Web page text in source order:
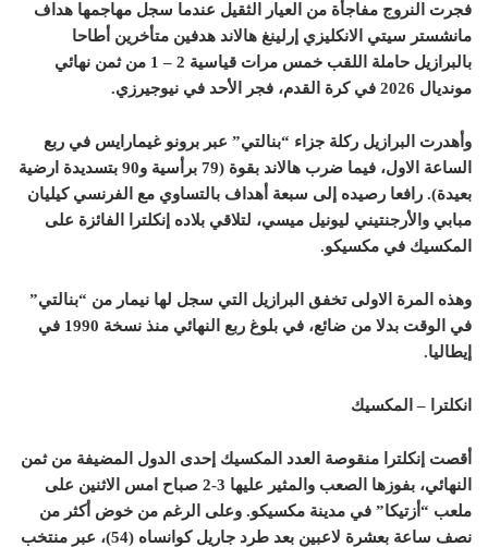
فجرت النروج مفاجأة من العيار الثقيل عندما سجل مهاجمها هداف
مانشستر سيتي الانكليزي إرلينغ هالاند هدفين متأخرين أطاحا
بالبرازيل حاملة اللقب خمس مرات قياسية 2 – 1 من ثمن نهائي
مونديال 2026 في كرة القدم، فجر الأحد في نيوجيرزي.
وأهدرت البرازيل ركلة جزاء “بنالتي” عبر برونو غيمارايس في ربع
الساعة الاول، فيما ضرب هالاند بقوة (79 برأسية و90 بتسديدة ارضية
بعيدة). رافعا رصيده إلى سبعة أهداف بالتساوي مع الفرنسي كيليان
مبابي والأرجنتيني ليونيل ميسي، لتلاقي بلاده إنكلترا الفائزة على
المكسيك في مكسيكو.
وهذه المرة الاولى تخفق البرازيل التي سجل لها نيمار من “بنالتي”
في الوقت بدلا من ضائع، في بلوغ ربع النهائي منذ نسخة 1990 في
إيطاليا.
انكلترا – المكسيك
أقصت إنكلترا منقوصة العدد المكسيك إحدى الدول المضيفة من ثمن
النهائي، بفوزها الصعب والمثير عليها 3-2 صباح امس الاثنين على
ملعب “أزتيكا” في مدينة مكسيكو. وعلى الرغم من خوض أكثر من
نصف ساعة بعشرة لاعبين بعد طرد جاريل كوانساه (54)، عبر منتخب